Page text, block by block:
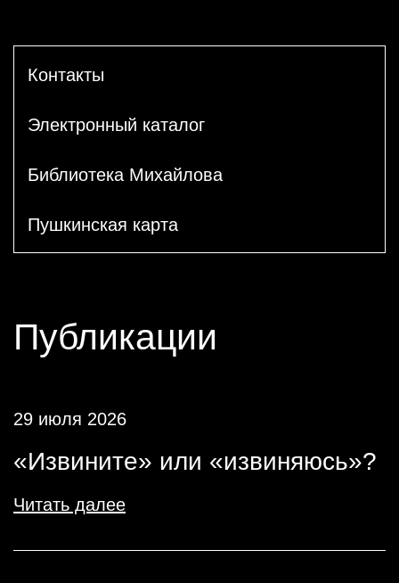
Контакты
Электронный каталог
Библиотека Михайлова
Пушкинская карта
Публикации
29 июля 2026
«Извините» или «извиняюсь»?
Читать далее